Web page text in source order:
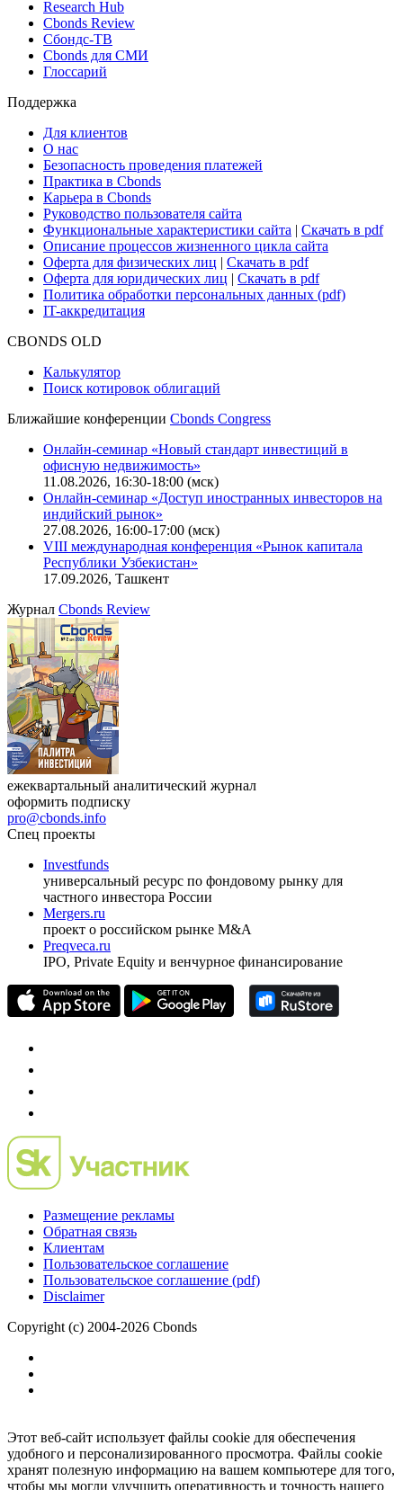
Новости и Аналитика
Новости рынка
Research Hub
Cbonds Review
Сбондс-ТВ
Глоссарий
Поддержка
Для клиентов
О нас
Безопасность проведения платежей
Практика в Cbonds
Карьера в Cbonds
Руководство пользователя сайта
Функциональные характеристики сайта|Скачать в pdf
Описание процессов жизненного цикла сайта
Оферта для физических лиц
Оферта для юридических лиц
IT-аккредитация
Поиск котировок облигаций
Ближайшие конференцииCbonds Congress
Онлайн-семинар «Новый стандарт инвестиций в
офисную недвижимость»
11.08.2026, 16:30-18:00 (мск)
Онлайн-семинар «Доступ иностранных инвесторов на
индийский рынок»
VIII международная конференция «Рынок капитала
Республики Узбекистан»
17.09.2026, Ташкент
ЖурналCbonds Review
ежеквартальный аналитический журнал
оформить подписку
pro@cbonds.info
Спец проекты
Investfunds
универсальный ресурс по фондовому рынку для
частного инвестора России
проект о российском рынке M&A
Preqveca.ru
Размещение рекламы
Обратная связь
Пользовательское соглашение
Copyright (c) 2004-2026 Cbonds